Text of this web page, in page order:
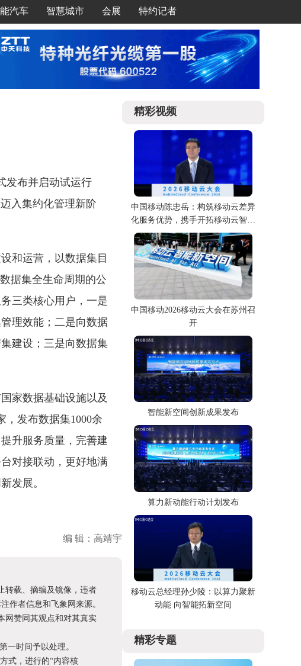
汽车 智慧城市 会展 特约记者
发布并启动试运行
入集约化管理新阶
和运营，以数据集目
据集全生命周期的公
三类核心用户，一是
理效能；二是向数据
建设；三是向数据集
家数据基础设施以及
，发布数据集1000余
升服务质量，完善建
对接联动，更好地满
发展。
编 辑：高靖宇
转载、摘编及镜像，违者
作者信息和飞象网来源。
网赞同其观点和对其真实
一时间予以处理。
式，进行的“内容核
精彩视频
中国移动陈忠岳：构筑移动云差异
化服务优势，携手开拓移动云智能
新空间
中国移动2026移动云大会在苏州召
开
智能新空间创新成果发布
算力新动能行动计划发布
移动云总经理孙少陵：以算力聚新
动能 向智能拓新空间
精彩专题